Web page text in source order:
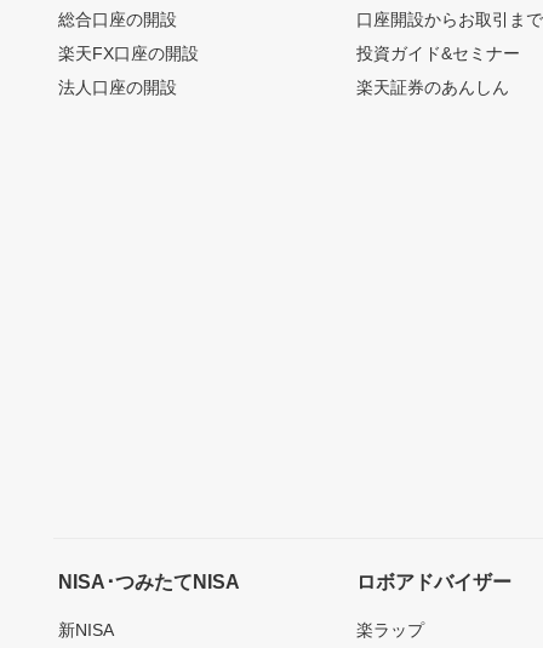
総合口座の開設
楽天FX口座の開設
法人口座の開設
口座開設からお取引ま
投資ガイド&セミナー
楽天証券のあんしん
NISA･つみたてNISA
新NISA
ロボアドバイザー
楽ラップ